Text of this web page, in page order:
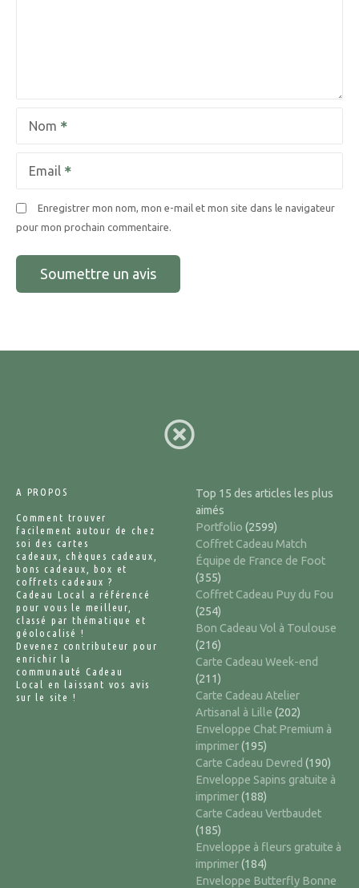
Nom
Email
Enregistrer mon nom, mon e-mail et mon site dans le navigateur
pour mon prochain commentaire.
A PROPOS
Comment trouver
facilement autour de chez
soi des cartes
cadeaux, chèques cadeaux,
bons cadeaux, box et
coffrets cadeaux ?
Cadeau Local a référencé
pour vous le meilleur,
classé par thématique et
géolocalisé !
Devenez contributeur pour
enrichir la
communauté Cadeau
Local en laissant vos avis
sur le site !
Top 15 des articles les plus
aimés
Portfolio (2599)
Coffret Cadeau Match
Équipe de France de Foot
(355)
Coffret Cadeau Puy du Fou
(254)
Bon Cadeau Vol à Toulouse
(216)
Carte Cadeau Week-end
(211)
Carte Cadeau Atelier
Artisanal à Lille (202)
Enveloppe Chat Premium à
imprimer(195)
Carte Cadeau Devred (190)
Enveloppe Sapins gratuite à
imprimer(188)
Carte Cadeau Vertbaudet
(185)
Enveloppe à fleurs gratuite à
imprimer(184)
Enveloppe Butterfly Bonne